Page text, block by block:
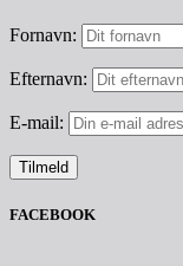
Fornavn:
Efternavn:
E-mail:
FACEBOOK